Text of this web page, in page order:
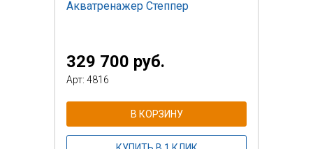
Акватренажер Степпер
329 700 руб.
Арт: 4816
В КОРЗИНУ